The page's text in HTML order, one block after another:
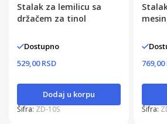
Stalak za lemilicu sa
držačem za tinol
Dostupno
529,00 RSD
Dodaj u korpu
Šifra: ZD-10S
769,00
Šifra: